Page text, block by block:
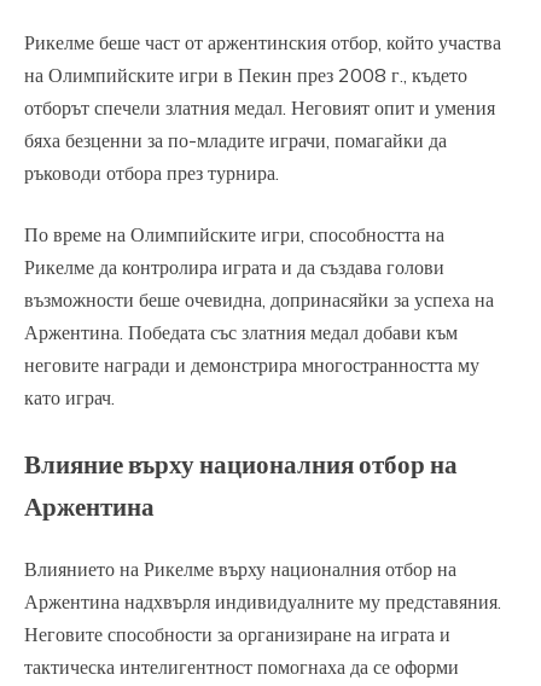
Рикелме беше част от аржентинския отбор, който участва
на Олимпийските игри в Пекин през 2008 г., където
отборът спечели златния медал. Неговият опит и умения
бяха безценни за по-младите играчи, помагайки да
ръководи отбора през турнира.
По време на Олимпийските игри, способността на
Рикелме да контролира играта и да създава голови
възможности беше очевидна, допринасяйки за успеха на
Аржентина. Победата със златния медал добави към
неговите награди и демонстрира многостранността му
като играч.
Влияние върху националния отбор на
Аржентина
Влиянието на Рикелме върху националния отбор на
Аржентина надхвърля индивидуалните му представяния.
Неговите способности за организиране на играта и
тактическа интелигентност помогнаха да се оформи